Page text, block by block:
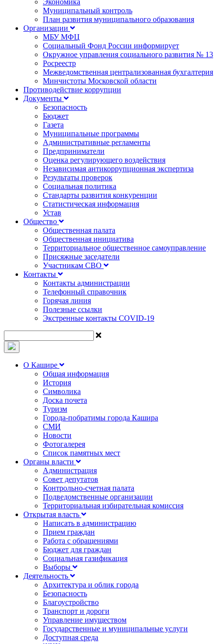
Экономика
Муниципальный контроль
План развития муниципального образования
Организации
МБУ МФЦ
Социальный Фонд России информирует
Окружное управления социального развития № 13
Росреестр
Межведомственная централизованная бухгалтерия
Минчистоты Московской области
Противодействие коррупции
Документы
Безопасность
Бюджет
Газета
Муниципальные программы
Административные регламенты
Предприниматели
Оценка регулирующего воздействия
Независимая антикоррупционная экспертиза
Результаты проверок
Социальная политика
Стандарты развития конкуренции
Статистическая информация
Устав
Общество
Общественная палата
Общественная инициатива
Территориальное общественное самоуправление
Присяжные заседатели
Участникам СВО
Контакты
Контакты администрации
Телефонный справочник
Горячая линия
Полезные ссылки
Экстренные контакты COVID-19
О Кашире
Общая информация
История
Символика
Доска почета
Туризм
Города-побратимы города Кашира
СМИ
Новости
Фотогалерея
Список памятных мест
Органы власти
Администрация
Совет депутатов
Контрольно-счетная палата
Подведомственные организации
Территориальная избирательная комиссия
Открытая власть
Написать в администрацию
Прием граждан
Работа с обращениями
Бюджет для граждан
Социальная газификация
Выборы
Деятельность
Архитектура и облик города
Безопасность
Благоустройство
Транспорт и дороги
Управление имуществом
Государственные и муниципальные услуги
Доступная среда